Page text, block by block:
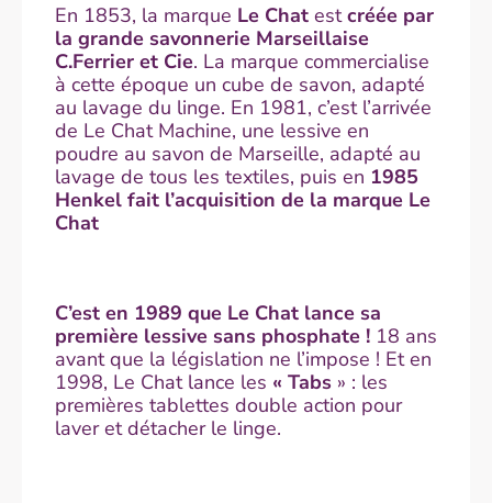
En 1853, la marque Le Chat estcréée par
la grande savonnerie Marseillaise
C.Ferrier et Cie. La marque commercialise
à cette époque un cube de savon, adapté
au lavage du linge. En 1981, c’est l’arrivée
de Le Chat Machine, une lessive en
poudre au savon de Marseille, adapté au
lavage de tous les textiles, puis en 1985
Henkel fait l’acquisition de la marque Le
Chat ​
C’est en 1989 que Le Chat lance sa
première lessive sans phosphate ! 18 ans
avant que la législation ne l’impose ! Et en
1998, Le Chat lance les « Tabs » : les
premières tablettes double action pour
laver et détacher le linge.